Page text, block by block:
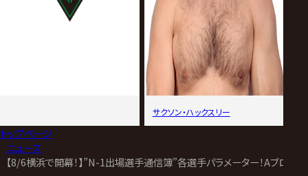
サクソン・ハックスリー
トップページ
ニュース
【8/6横浜で開幕！】”N-1出場選手通信簿”各選手パラメーター！Aブロック